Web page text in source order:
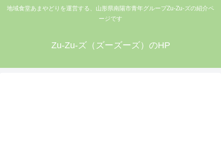
地域食堂あまやどりを運営する、山形県南陽市青年グループZu-Zu-ズの紹介ペ
ージです
Zu-Zu-ズ（ズーズーズ）のHP